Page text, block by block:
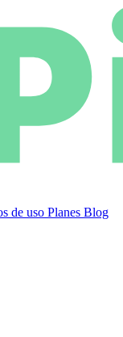
de uso Planes Blog